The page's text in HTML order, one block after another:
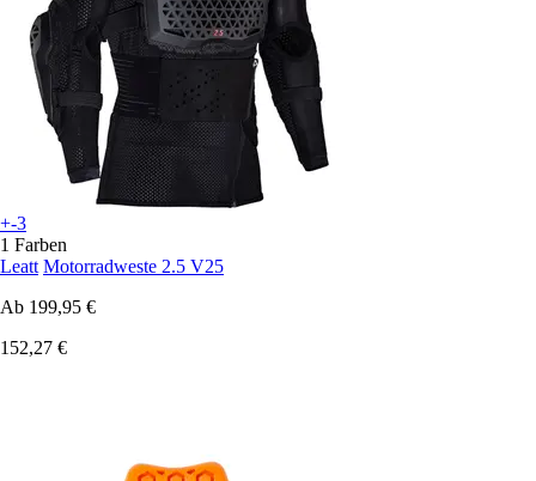
+-3
1 Farben
Leatt Motorradweste 2.5 V25
Ab 199,95 €
152,27 €